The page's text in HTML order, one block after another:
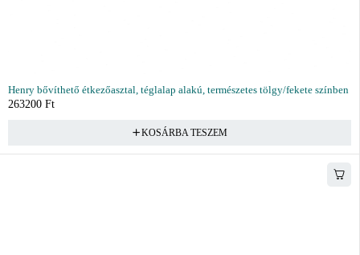
Henry bővíthető étkezőasztal, téglalap alakú, természetes tölgy/fekete színben
263200 Ft
KOSÁRBA TESZEM